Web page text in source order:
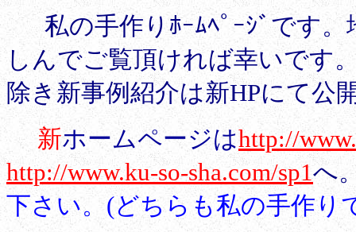
私の手作りﾎｰﾑﾍﾟｰｼﾞです
しんでご覧頂ければ幸いです
除き新事例紹介は新HPにて公
新ホームページはhttp://
http://www.ku-so-sha.com/sp1へ
下さい。(どちらも私の手作り